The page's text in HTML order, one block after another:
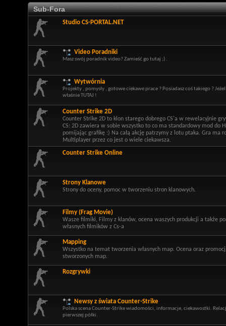
Sub-Fora
Studio CS-PORTAL.NET
Video Poradniki
Masz swój poradnik video? Zamieść go tutaj ;) .
Wytwórnia
Projekty , pomysły , gotowe ciekawe prace ? Posiadasz coś takiego ?
właśnie TUTAJ !
Counter Strike 2D
Counter Strike 2D to klon starego dobrego CS'a w rewelacyjnie
CS: 2D zawiera w sobie wszystko to co ma standardowy mod do
pomijając grafikę :) Na całą akcję patrzymy z lotu ptaka. Gra ma
Multiplayer przez co jest o wiele ciekawsza.
Counter Strike Online
Strony Klanowe
Strony do oceny, pomoc w tworzeniu stron klanowych.
Filmy (Frag Movie)
Wasze filmiki, Filmy z klanów, ocena waszych produkcji a także
własnych filmików z Cs-a
Mapping
Wszystko na temat tworzenia własnych map. Ocena oraz
stworzonych map.
Rozgrywki
Newsy z świata Counter-Strike
Polska scena Counter-Strike wiadomości, informacje, ciekawostki.
pierwszej półki.